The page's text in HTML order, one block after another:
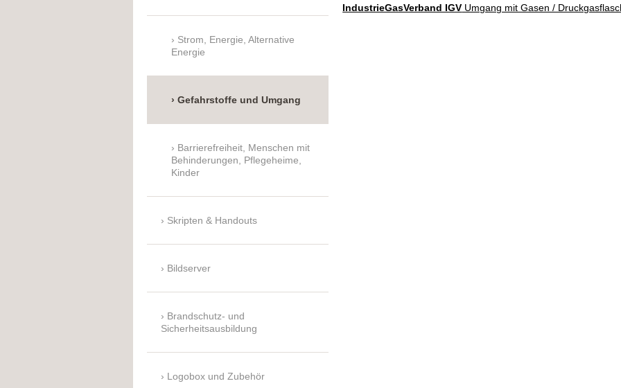
IndustrieGasVerband IGV Umgang mit Gasen /
Strom, Energie, Alternative
Energie
Gefahrstoffe und Umgang
Barrierefreiheit, Menschen mit
Behinderungen, Pflegeheime,
Kinder
Skripten & Handouts
Bildserver
Brandschutz- und
Sicherheitsausbildung
Logobox und Zubehör